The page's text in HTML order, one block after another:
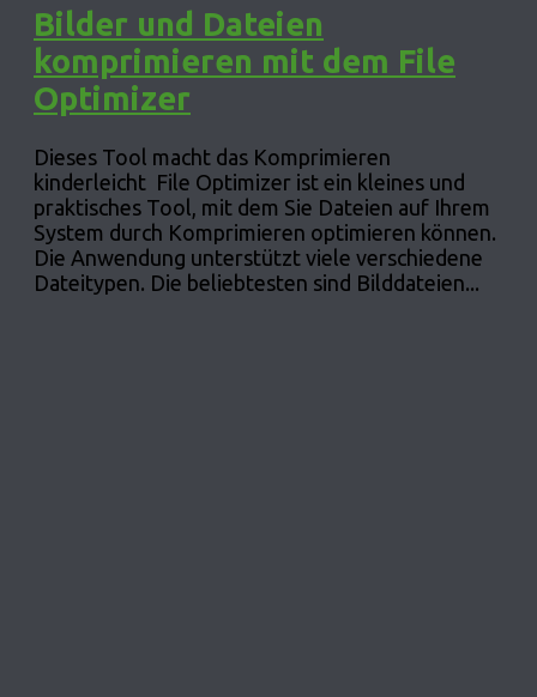
Bilder und Dateien
komprimieren mit dem File
Optimizer
Dieses Tool macht das Komprimieren
kinderleicht File Optimizer ist ein kleines und
praktisches Tool, mit dem Sie Dateien auf Ihrem
System durch Komprimieren optimieren können.
Die Anwendung unterstützt viele verschiedene
Dateitypen. Die beliebtesten sind Bilddateien...